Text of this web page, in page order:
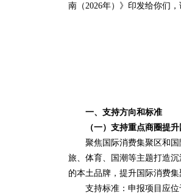
南（2026年）》印发给你们
一、支持方向和标准
（一）支持重点商圈提升
聚焦国际消费集聚区和国
旅、体育、国潮等主题打造
的本土品牌，提升国际消费
支持标准：申报项目应位于